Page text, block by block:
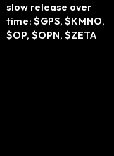
slow release over
time: $GPS, $KMNO,
$OP, $OPN, $ZETA